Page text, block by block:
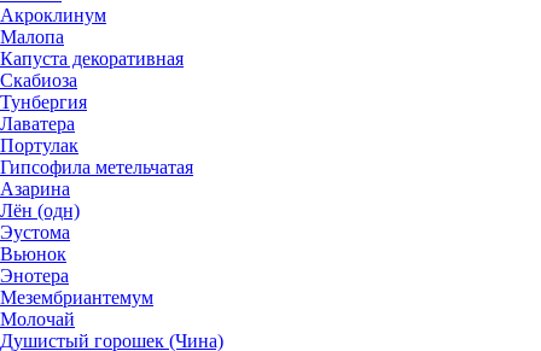
Акроклинум
Малопа
Капуста декоративная
Скабиоза
Тунбергия
Лаватера
Портулак
Гипсофила метельчатая
Азарина
Лён (одн)
Эустома
Вьюнок
Энотера
Мезембриантемум
Молочай
Душистый горошек (Чина)